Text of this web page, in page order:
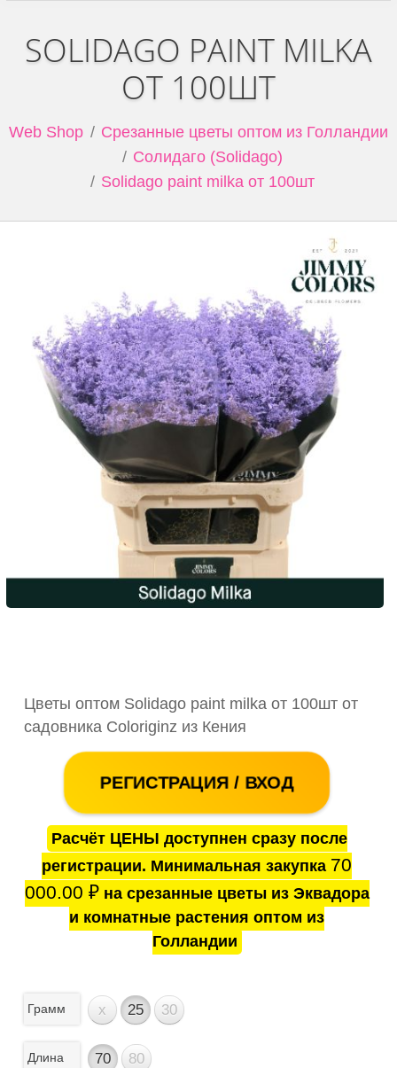
SOLIDAGO PAINT MILKA
ОТ 100ШТ
Web Shop
Срезанные цветы оптом из Голландии
Солидаго (Solidago)
Solidago paint milka от 100шт
Цветы оптом Solidago paint milka от 100шт от
садовника Coloriginz из Кения
РЕГИСТРАЦИЯ / ВХОД
Расчёт ЦЕНЫ доступнен сразу после
регистрации. Минимальная закупка 70
000.00 ₽на срезанные цветы из Эквадора
и комнатные растения оптом из
Голландии
Грамм x 25 30
Длина 70 80